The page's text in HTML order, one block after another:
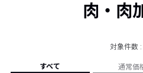
肉・肉
対象件数
すべて 通常価